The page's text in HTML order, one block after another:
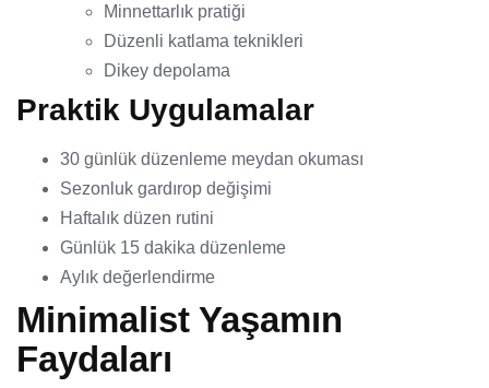
Minnettarlık pratiği
Düzenli katlama teknikleri
Dikey depolama
Praktik Uygulamalar
30 günlük düzenleme meydan okuması
Sezonluk gardırop değişimi
Haftalık düzen rutini
Günlük 15 dakika düzenleme
Aylık değerlendirme
Minimalist Yaşamın
Faydaları